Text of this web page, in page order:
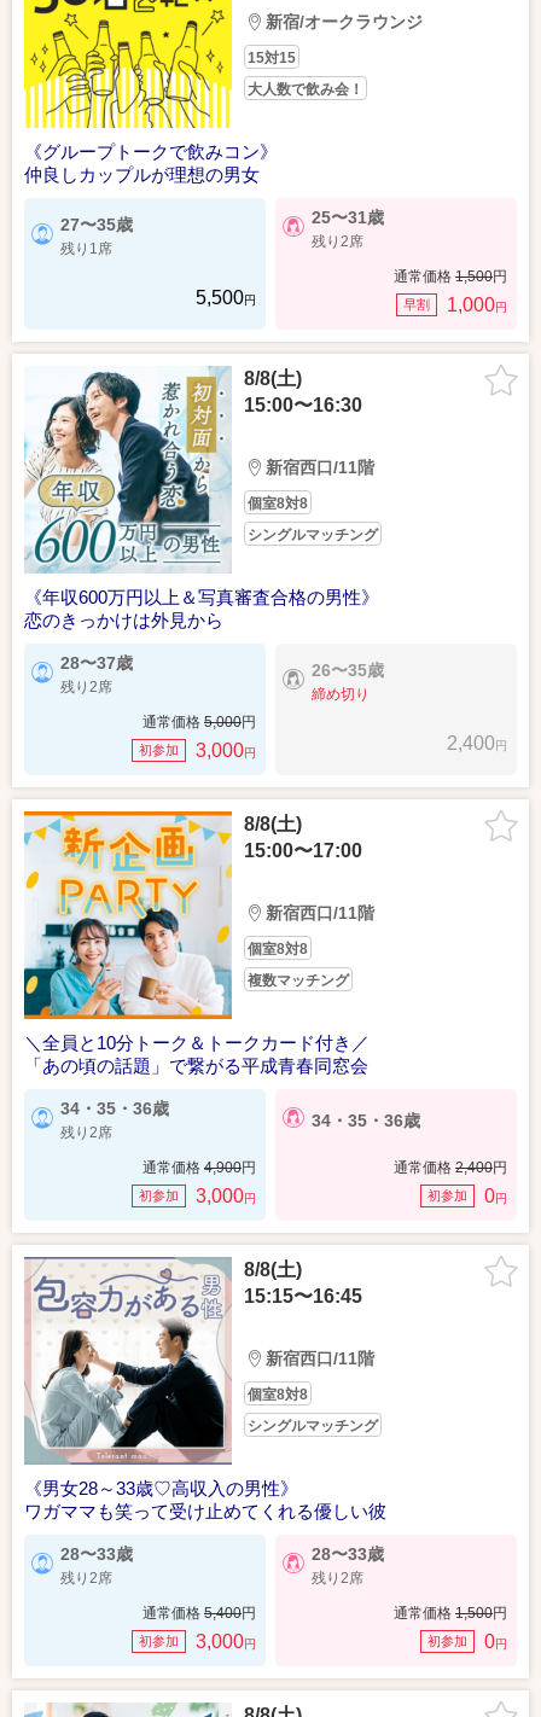
新宿/オークラウンジ
15対15
大人数で飲み会！
《グループトークで飲みコン》
仲良しカップルが理想の男女
27〜35歳
残り1席
5,500円
25〜31歳
残り2席
通常価格 1,500円
早割 1,000円
8/8(土)
15:00〜16:30
新宿西口/11階
個室8対8
シングルマッチング
《年収600万円以上＆写真審査合格の男性》
恋のきっかけは外見から
28〜37歳
残り2席
通常価格 5,000円
初参加 3,000円
26〜35歳
締め切り
2,400円
8/8(土)
15:00〜17:00
新宿西口/11階
個室8対8
複数マッチング
＼全員と10分トーク＆トークカード付き／
「あの頃の話題」で繋がる平成青春同窓会
34・35・36歳
残り2席
通常価格 4,900円
初参加 3,000円
34・35・36歳
通常価格 2,400円
初参加 0円
8/8(土)
15:15〜16:45
新宿西口/11階
個室8対8
シングルマッチング
《男女28～33歳♡高収入の男性》
ワガママも笑って受け止めてくれる優しい彼
28〜33歳
残り2席
通常価格 5,400円
初参加 3,000円
28〜33歳
残り2席
通常価格 1,500円
初参加 0円